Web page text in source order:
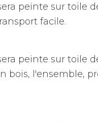
peinte sur toile
facile.
peinte sur toile
bois, l'ensemble,